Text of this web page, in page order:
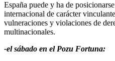
España puede y ha de
internacional de carácter
vulneraciones y violaciones de
multinacionales.
-el sábado en el Pozu Fortuna: